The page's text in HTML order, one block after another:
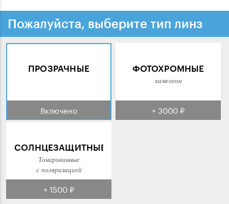
Пожалуйста, выберите тип линз
ПРОЗРАЧНЫЕ
Включено
ФОТОХРОМНЫЕ
хамелеон
+ 3000 ₽
СОЛНЦЕЗАЩИТНЫЕ
Тонированные
с поляризацией
+ 1500 ₽